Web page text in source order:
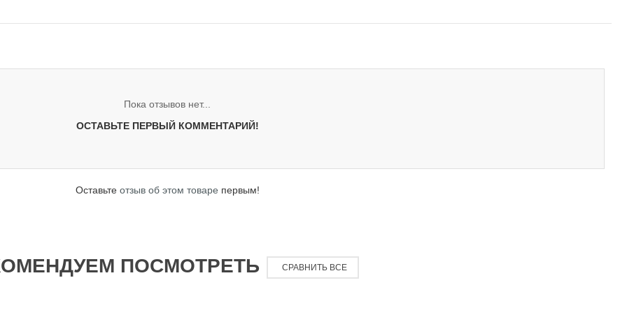
Пока отзывов нет...
ОСТАВЬТЕ ПЕРВЫЙ КОММЕНТАРИЙ!
Оставьте отзыв об этом товаре первым!
ПОСМОТРЕТЬ СРАВНИТЬ ВСЕ